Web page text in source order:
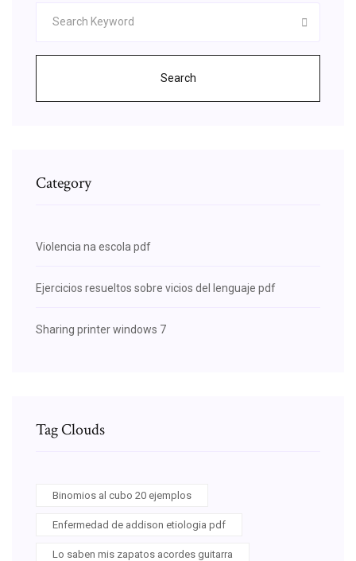
Search
Category
Violencia na escola pdf
Ejercicios resueltos sobre vicios del lenguaje pdf
Sharing printer windows 7
Tag Clouds
Binomios al cubo 20 ejemplos
Enfermedad de addison etiologia pdf
Lo saben mis zapatos acordes guitarra